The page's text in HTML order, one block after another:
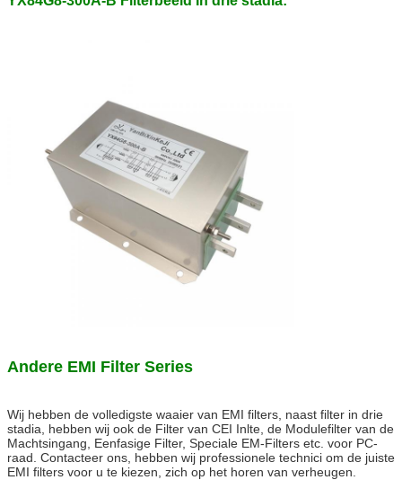
Andere EMI Filter Series
Wij hebben de volledigste waaier van EMI filters, naast filter in drie
stadia, hebben wij ook de Filter van CEI Inlte, de Modulefilter van de
Machtsingang, Eenfasige Filter, Speciale EM-Filters etc. voor PC-
raad. Contacteer ons, hebben wij professionele technici om de juiste
EMI filters voor u te kiezen, zich op het horen van verheugen